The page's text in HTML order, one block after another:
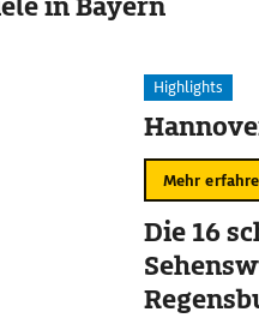
Highlights
Mehr
Die 16